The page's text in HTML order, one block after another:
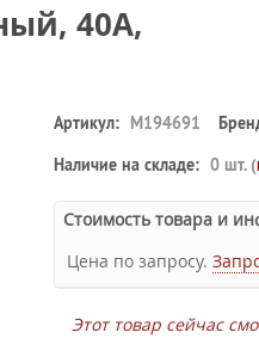
40A,
Артикул: M194691
Наличие на складе: 0 шт. (
Стоимость товара и
Цена по запросу.
Этот товар сейчас